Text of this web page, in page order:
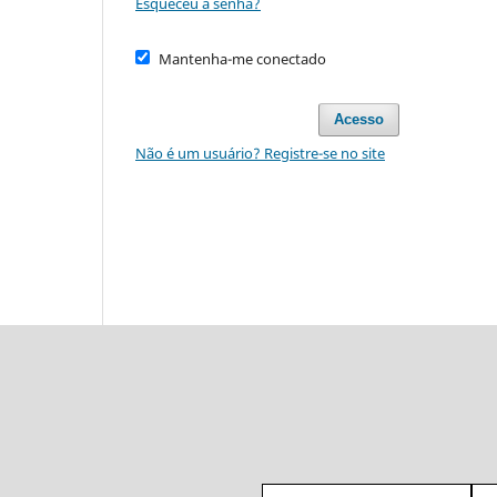
Mantenha-me conectado
Acesso
Não é um usuário? Registre-se no site